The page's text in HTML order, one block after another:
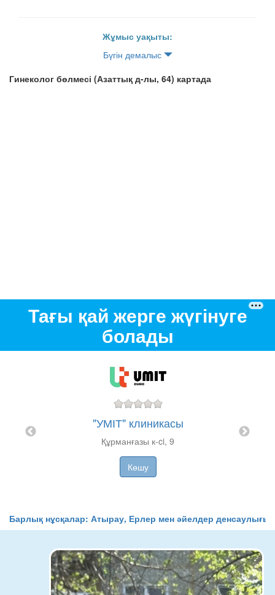
Жұмыс уақыты:
Бүгін демалыс
Гинеколог бөлмесі (Азаттық д-лы, 64) картада
Тағы қай жерге жүгінуге
болады
"УМІТ" клиникасы
Құрманғазы к-ci, 9
Көшу
Барлық нұсқалар: Атырау, Ерлер мен әйелдер денсаулығы